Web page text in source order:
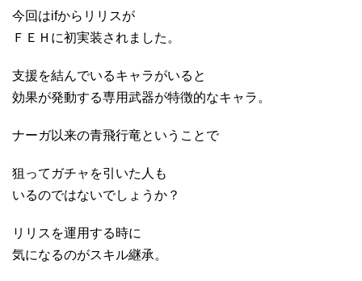
今回はifからリリスが
ＦＥＨに初実装されました。
支援を結んでいるキャラがいると
効果が発動する専用武器が特徴的なキャラ。
ナーガ以来の青飛行竜ということで
狙ってガチャを引いた人も
いるのではないでしょうか？
リリスを運用する時に
気になるのがスキル継承。